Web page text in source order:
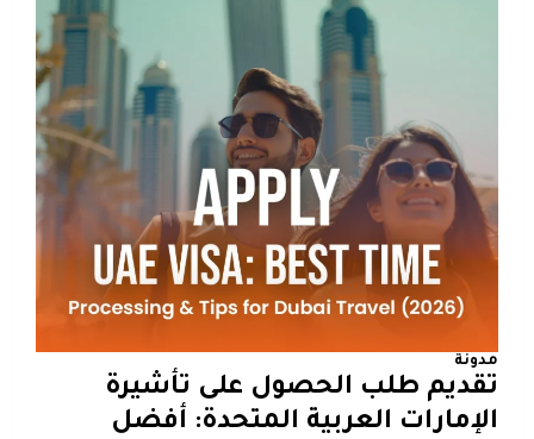
مدونة
تقديم طلب الحصول على تأشيرة
الإمارات العربية المتحدة: أفضل